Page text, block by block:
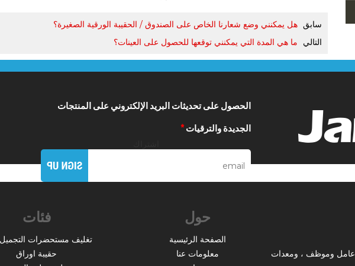
سابق هل يمكنني وضع شعارنا الخاص على الصندوق / الحقيبة الورقية الصغيرة؟
التالي
ما هي المدة التي يمكنني توقعها للحصول على العينات؟
الحصول على تحديثات البريد الإلكتروني على المنتجات
الجديدة والترقيات*
تحتل 3000 متر مربع. مع حوالي 400 عامل وموظف ، ومعدات
حول
الصفحة الرئيسية
معلومات عنا
فئات
تغليف مستحضرات
حقيبة اوراق